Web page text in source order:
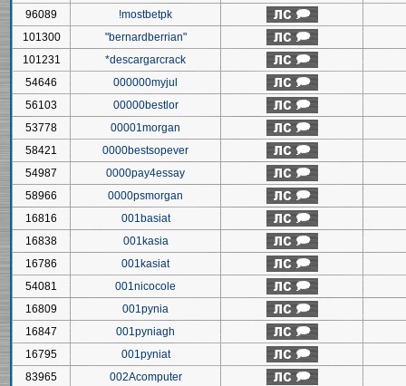
96089
!mostbetpk
101300
"bernardberrian"
101231
*descargarcrack
54646
000000myjul
56103
00000bestlor
53778
00001morgan
58421
0000bestsopever
54987
0000pay4essay
58966
0000psmorgan
16816
001basiat
16838
001kasia
16786
001kasiat
54081
001nicocole
16809
001pynia
16847
001pyniagh
16795
001pyniat
83965
002Acomputer